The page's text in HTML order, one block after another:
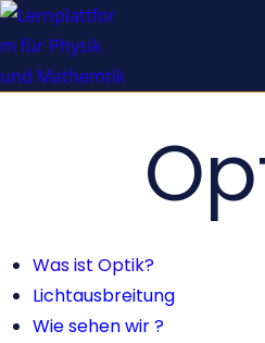
Was ist Optik?
Lichtausbreitung
Wie sehen wir ?